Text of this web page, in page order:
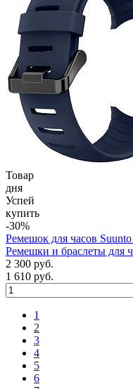
Товар
дня
Успей
купить
-30%
Ремешок для часов
Ремешки и браслеты для
2 300 руб.
1 610 руб.
1
2
3
4
5
6